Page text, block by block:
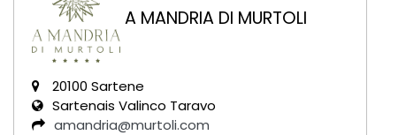
A MANDRIA DI MURTOLI
20100 Sartene
Sartenais Valinco Taravo
amandria@murtoli.com